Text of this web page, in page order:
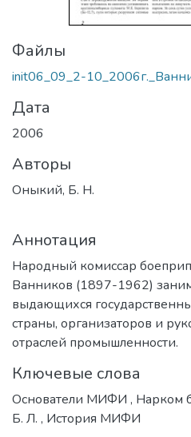
Файлы
init06_09_2-
Дата
2006
Авторы
Оныкий, Б. Н.
Аннотация
Народный комиссар
Ванников (1897-1962)
выдающихся
страны, организаторов и
отраслей промышленности.
Ключевые слова
Основатели МИФИ , Нарком
Б. Л. , История МИФИ